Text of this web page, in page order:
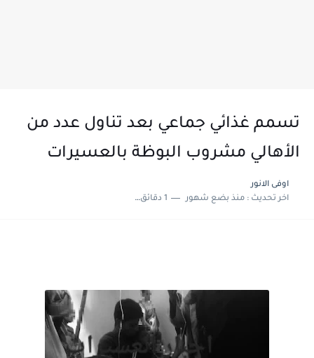
تسمم غذائي جماعي بعد تناول عدد من
الأهالي مشروب البوظة بالعسيرات
اوفى الانور
اخر تحديث :منذ بضع شهور 1 دقائق للقراءة